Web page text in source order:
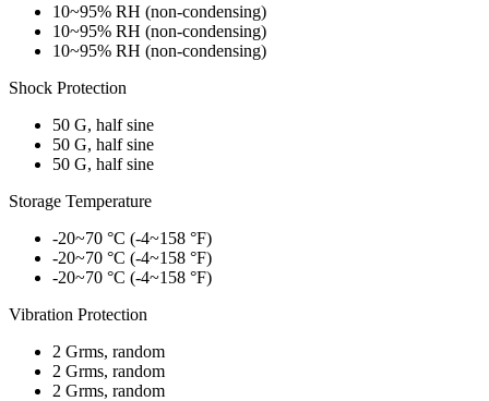
10~95% RH (non-condensing)
10~95% RH (non-condensing)
10~95% RH (non-condensing)
Shock Protection
50 G, half sine
50 G, half sine
50 G, half sine
Storage Temperature
-20~70 °C (-4~158 °F)
-20~70 °C (-4~158 °F)
-20~70 °C (-4~158 °F)
Vibration Protection
2 Grms, random
2 Grms, random
2 Grms, random